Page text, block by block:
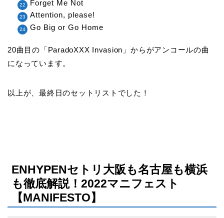
Forget Me Not
Attention, please!
Go Big or Go Home
20曲目の「ParadoXXX Invasion 」からがアンコールの曲
になっています。
以上が、最終日のセットリストでした！
ENHYPENセトリ大阪も名古屋も横浜
も徹底解説！2022マニフェスト
【MANIFESTO】